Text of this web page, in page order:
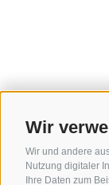
Wir
Wir und andere
Nutzung digitaler
Ihre Daten zum